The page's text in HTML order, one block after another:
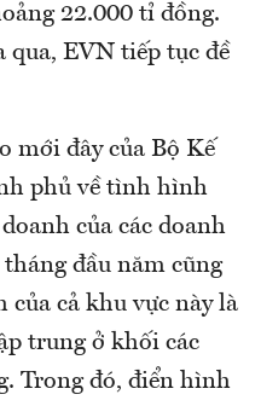
22.000 tỉ đồng.
qua, EVN tiếp tục đề
mới đây của Bộ Kế
phủ về tình hình
của các doanh
đầu năm cũng
của cả khu vực này là
trung ở khối các
Trong đó, điển hình